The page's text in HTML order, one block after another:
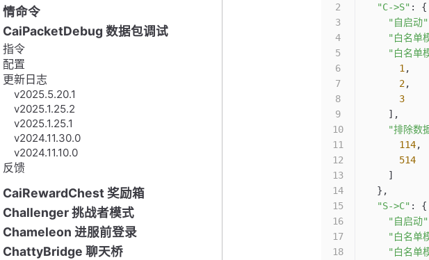
情命令
CaiPacketDebug 数据包调试
指令
配置
更新日志
v2025.5.20.1
v2025.1.25.2
v2025.1.25.1
v2024.11.30.0
v2024.11.10.0
反馈
CaiRewardChest 奖励箱
Challenger 挑战者模式
Chameleon 进服前登录
ChattyBridge 聊天桥
  "C->S"
: {
    "自启动"
"白名单
"白名单
      1
,
      2
,
      3
    ],
"排除数
      114
,
      514
    ]
  },
  "S->C"
: {
    "自启动"
"白名单
"白名单